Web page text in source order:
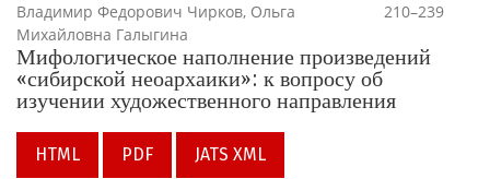
Владимир Федорович Чирков, Ольга
Михайловна Галыгина
210–239
Мифологическое наполнение произведений
«сибирской неоархаики»: к вопросу об
изучении художественного направления
HTML PDF JATS XML